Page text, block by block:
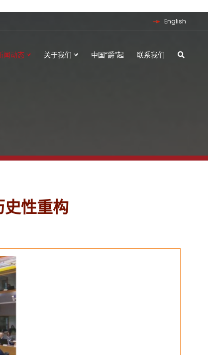
English
闻动态 关于我们 中国“爵”起 联系我们
性重构